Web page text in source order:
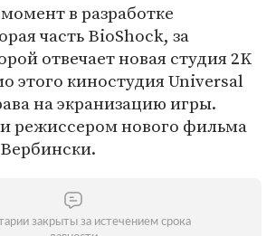
в разработке
часть BioShock, за
отвечает новая студия 2K
этого киностудия Universal
на экранизацию игры.
режиссером нового фильма
закрыты за истечением срока